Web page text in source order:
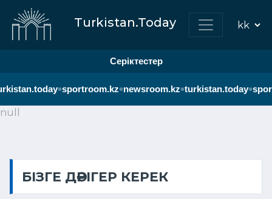
Turkistan.Today
Серіктестер
•sportroom.kz•newsroom.kz•turkistan.today•
null
БІЗГЕ ДӘРІГЕР КЕРЕК